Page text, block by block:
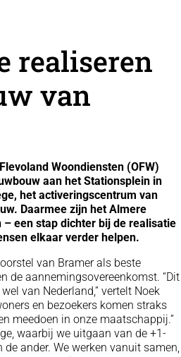
realiseren
van
Woondiensten (OFW)
aan het Stationsplein in
het activeringscentrum van
Daarmee zijn het Almere
– een stap dichter bij de realisatie
elkaar verder helpen.
van Bramer als beste
de aannemingsovereenkomst. “Dit
van Nederland,” vertelt Noek
en bezoekers komen straks
meedoen in onze maatschappij.”
waarbij we uitgaan van de +1-
ander. We werken vanuit samen,